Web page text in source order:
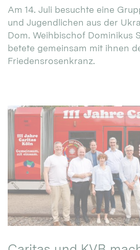
Am 14. Juli besuchte eine
und Jugendlichen aus der
Dom. Weihbischof Dominikus
betete gemeinsam mit ihnen
Friedensrosenkranz.